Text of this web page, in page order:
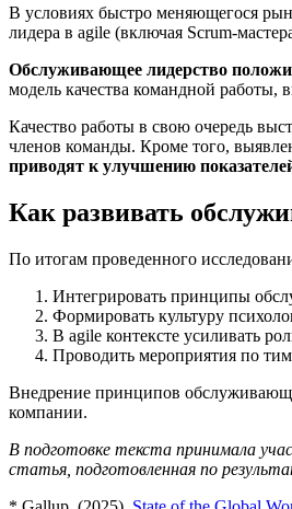
В условиях быстро меняющегося
лидера в agile (включая Scrum-
Обслуживающее лидерство
модель качества командной
Качество работы в свою очередь
членов команды. Кроме того,
приводят к улучшению
Как развивать
По итогам проведенного
Интегрировать принципы
Формировать культуру
В agile контексте усиливать
Проводить мероприятия по
Внедрение принципов
компании.
В подготовке текста принимала
статья, подготовленная по